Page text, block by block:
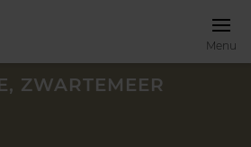
Menu
ZWARTEMEER